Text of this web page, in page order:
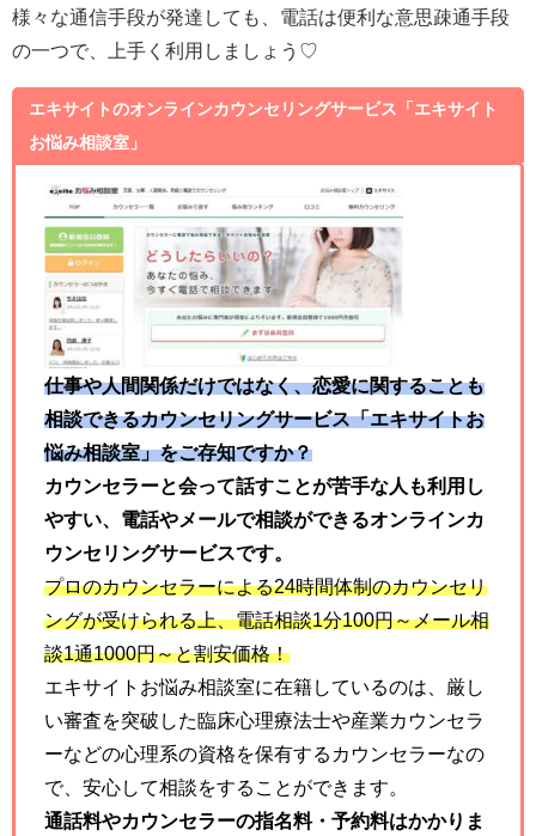
様々な通信手段が発達しても、電話は便利な意思疎通手段
の一つで、上手く利用しましょう♡
エキサイトのオンラインカウンセリングサービス「エキサイト
お悩み相談室」
仕事や人間関係だけではなく、恋愛に関することも
相談できるカウンセリングサービス「エキサイトお
悩み相談室」をご存知ですか？
カウンセラーと会って話すことが苦手な人も利用し
やすい、電話やメールで相談ができるオンラインカ
ウンセリングサービスです。
プロのカウンセラーによる24時間体制のカウンセリ
ングが受けられる上、電話相談1分100円～メール相
談1通1000円～と割安価格！
エキサイトお悩み相談室に在籍しているのは、厳し
い審査を突破した臨床心理療法士や産業カウンセラ
ーなどの心理系の資格を保有するカウンセラーなの
で、安心して相談をすることができます。
通話料やカウンセラーの指名料・予約料はかかりま